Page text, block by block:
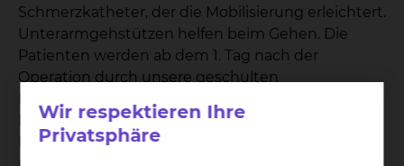
Schmerzkatheter, der die Mobilisierung erleichtert.
Unterarmgehstützen helfen beim Gehen. Die
Patienten werden ab dem 1. Tag nach der
Operation durch unsere geschulten
Neben der eigentlichen Physiotherapie kommen
Bewegungsschienen zum Einsatz, die das Knie
Wir respektieren Ihre
Privatsphäre